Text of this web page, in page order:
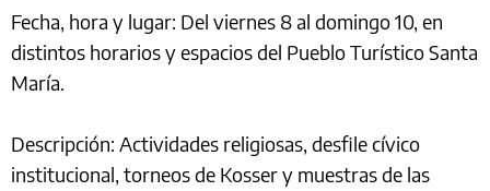
Fecha, hora y lugar: Del viernes 8 al domingo 10, en
distintos horarios y espacios del Pueblo Turístico Santa
María.
Descripción: Actividades religiosas, desfile cívico
institucional, torneos de Kosser y muestras de las